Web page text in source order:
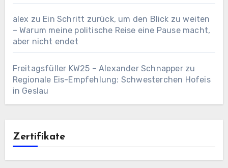
alex zu Ein Schritt zurück, um den Blick zu weiten
– Warum meine politische Reise eine Pause macht,
aber nicht endet
Freitagsfüller KW25 – Alexander Schnapperzu
Regionale Eis-Empfehlung: Schwesterchen Hofeis
in Geslau
Zertifikate